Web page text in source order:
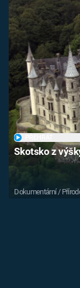
Skotsko z
Dokumentární /